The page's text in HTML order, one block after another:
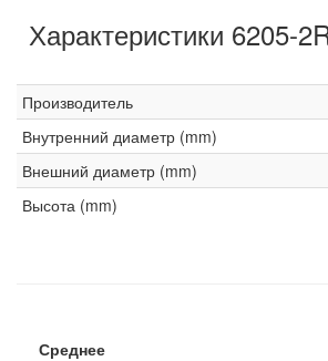
Характеристики 6205-
Производитель
Внутренний диаметр (mm)
Внешний диаметр (mm)
Высота (mm)
Среднее